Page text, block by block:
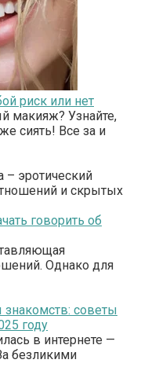
риск или нет
макияж? Узнайте,
сиять! Все за и
– эротический
и скрытых
говорить об
Однако для
советы
году
в интернете —
безликими